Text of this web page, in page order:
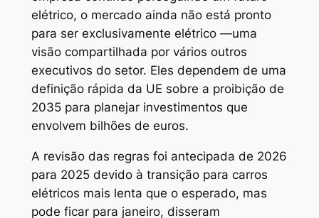
elétrico, o mercado ainda não está pronto
para ser exclusivamente elétrico —uma
visão compartilhada por vários outros
executivos do setor. Eles dependem de uma
definição rápida da UE sobre a proibição de
2035 para planejar investimentos que
envolvem bilhões de euros.
A revisão das regras foi antecipada de 2026
para 2025 devido à transição para carros
elétricos mais lenta que o esperado, mas
pode ficar para janeiro, disseram